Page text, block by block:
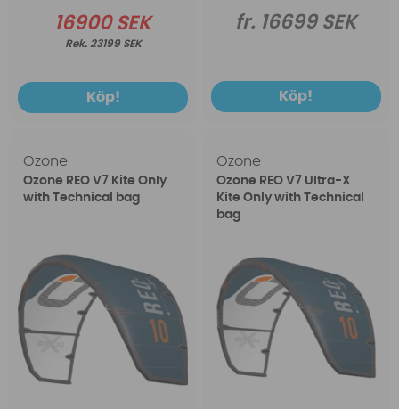
16900 SEK
23199 SEK
Köp!
fr. 16699 SEK
Köp!
Ozone
Ozone REO V7 Kite Only
with Technical bag
Ozone
Ozone REO V7 Ultra-X
Kite Only with Technical
bag